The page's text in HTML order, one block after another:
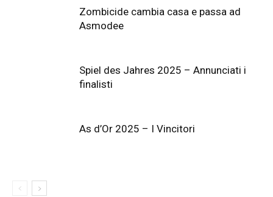
Zombicide cambia casa e passa ad
Asmodee
Spiel des Jahres 2025 – Annunciati i
finalisti
As d’Or 2025 – I Vincitori